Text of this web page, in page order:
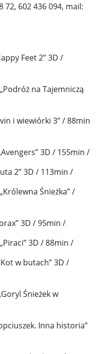
72, 602 436 094, mail:
Feet 2” 3D /
na Tajemniczą
i wiewiórki 3” / 88min
3D / 155min /
2” 3D / 113min /
Śnieżka” /
3D / 95min /
3D / 88min /
w butach” 3D /
Śnieżek w
Inna historia”